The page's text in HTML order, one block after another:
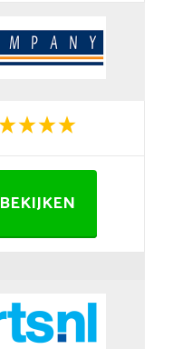
BEKIJKEN